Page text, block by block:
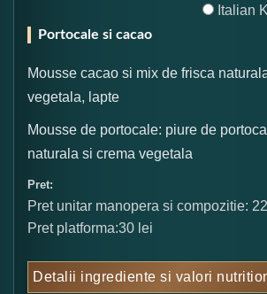
Italian
Portocale si cacao
Mousse cacao si mix de frisca
vegetala, lapte
Mousse de portocale: piure de
naturala si crema vegetala
Pret:
Pret unitar manopera si compozitie:
Pret platforma:30 lei
Detalii ingrediente si valori